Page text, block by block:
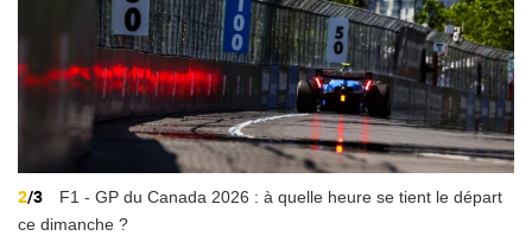
2/3
F1 - GP du Canada 2026 : à quelle heure se tient le départ
ce dimanche ?